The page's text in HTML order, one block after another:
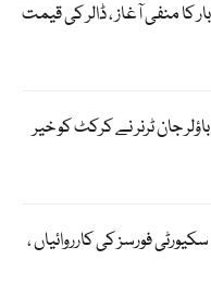
کا منفی آغاز ، ڈالر کی قیمت
فاسٹ باؤلر جان ٹرنر نے کرکٹ کو خیر
فورسز کی کارروائیاں ،